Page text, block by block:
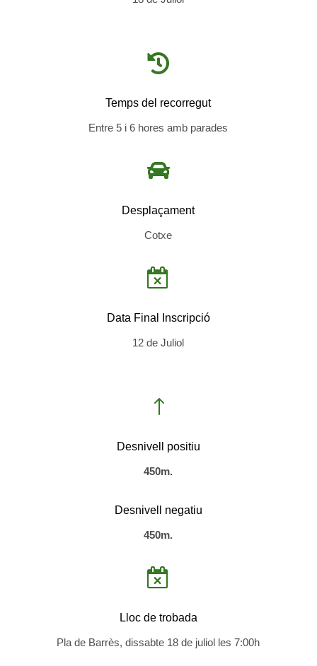

Temps del recorregut
Entre 5 i 6 hores amb parades

Desplaçament
Cotxe

Data Final Inscripció
12 de Juliol
!
Desnivell positiu
450m.
Desnivell negatiu
450m.

Lloc de trobada
Pla de Barrès, dissabte 18 de juliol les 7:00h